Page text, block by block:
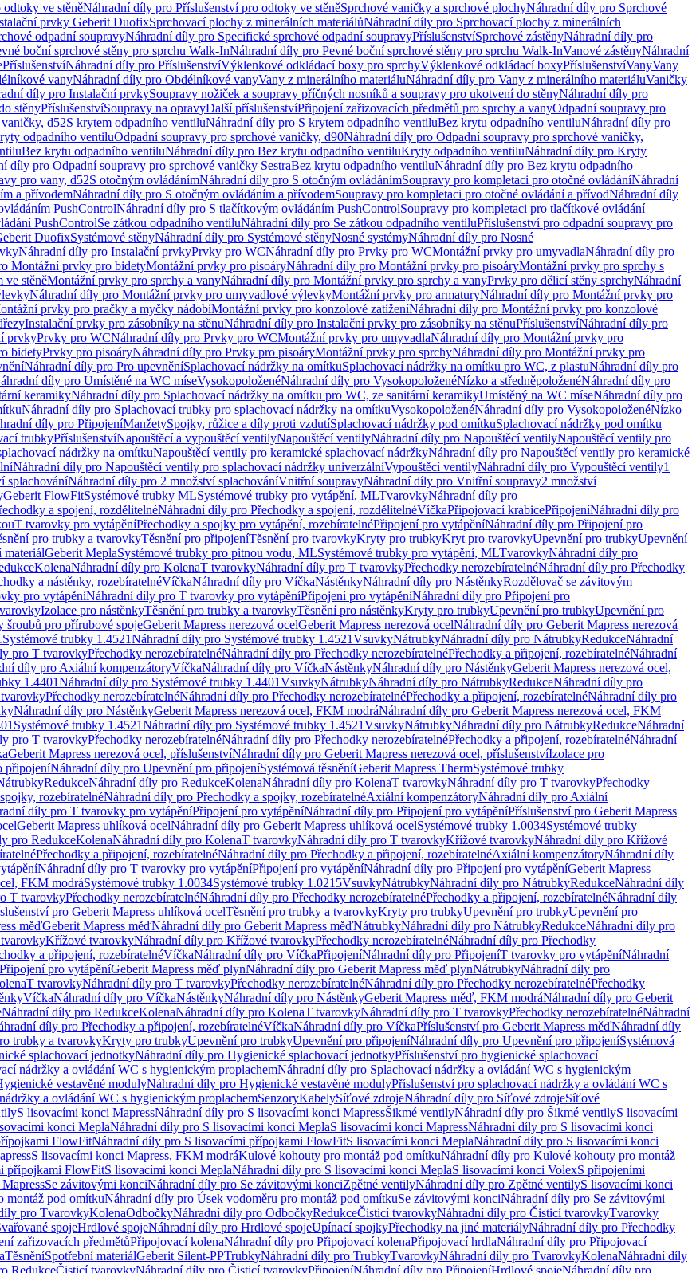
ve stěněNáhradní díly pro Příslušenství pro odtoky ve stěněSprchové vaničky a sprchové plochyNáhradní díly pro Sprchové
prvky Geberit DuofixSprchovací plochy z minerálních materiálůNáhradní díly pro Sprchovací plochy z minerálních
odpadní soupravyNáhradní díly pro Specifické sprchové odpadní soupravyPříslušenstvíSprchové zástěnyNáhradní díly pro
boční sprchové stěny pro sprchu Walk-InNáhradní díly pro Pevné boční sprchové stěny pro sprchu Walk-InVanové zástěnyNáhradní
PříslušenstvíNáhradní díly pro PříslušenstvíVýklenkové odkládací boxy pro sprchyVýklenkové odkládací boxyPříslušenstvíVanyVany
vanyNáhradní díly pro Obdélníkové vanyVany z minerálního materiáluNáhradní díly pro Vany z minerálního materiáluVaničky
díly pro Instalační prvkySoupravy nožiček a soupravy příčných nosníků a soupravy pro ukotvení do stěnyNáhradní díly pro
stěnyPříslušenstvíSoupravy na opravyDalší příslušenstvíPřipojení zařizovacích předmětů pro sprchy a vanyOdpadní soupravy pro
d52S krytem odpadního ventiluNáhradní díly pro S krytem odpadního ventiluBez krytu odpadního ventiluNáhradní díly pro
odpadního ventiluOdpadní soupravy pro sprchové vaničky, d90Náhradní díly pro Odpadní soupravy pro sprchové vaničky,
Bez krytu odpadního ventiluNáhradní díly pro Bez krytu odpadního ventiluKryty odpadního ventiluNáhradní díly pro Kryty
díly pro Odpadní soupravy pro sprchové vaničky SestraBez krytu odpadního ventiluNáhradní díly pro Bez krytu odpadního
pro vany, d52S otočným ovládánímNáhradní díly pro S otočným ovládánímSoupravy pro kompletaci pro otočné ovládáníNáhradní
a přívodemNáhradní díly pro S otočným ovládáním a přívodemSoupravy pro kompletaci pro otočné ovládání a přívodNáhradní díly
PushControlNáhradní díly pro S tlačítkovým ovládáním PushControlSoupravy pro kompletaci pro tlačítkové ovládání
PushControlSe zátkou odpadního ventiluNáhradní díly pro Se zátkou odpadního ventiluPříslušenství pro odpadní soupravy pro
DuofixSystémové stěnyNáhradní díly pro Systémové stěnyNosné systémyNáhradní díly pro Nosné
Náhradní díly pro Instalační prvkyPrvky pro WCNáhradní díly pro Prvky pro WCMontážní prvky pro umyvadlaNáhradní díly pro
Montážní prvky pro bidetyMontážní prvky pro pisoáryNáhradní díly pro Montážní prvky pro pisoáryMontážní prvky pro sprchy s
ve stěněMontážní prvky pro sprchy a vanyNáhradní díly pro Montážní prvky pro sprchy a vanyPrvky pro dělicí stěny sprchyNáhradní
Náhradní díly pro Montážní prvky pro umyvadlové výlevkyMontážní prvky pro armaturyNáhradní díly pro Montážní prvky pro
prvky pro pračky a myčky nádobíMontážní prvky pro konzolové zatíženíNáhradní díly pro Montážní prvky pro konzolové
Instalační prvky pro zásobníky na stěnuNáhradní díly pro Instalační prvky pro zásobníky na stěnuPříslušenstvíNáhradní díly pro
prvkyPrvky pro WCNáhradní díly pro Prvky pro WCMontážní prvky pro umyvadlaNáhradní díly pro Montážní prvky pro
bidetyPrvky pro pisoáryNáhradní díly pro Prvky pro pisoáryMontážní prvky pro sprchyNáhradní díly pro Montážní prvky pro
Náhradní díly pro Pro upevněníSplachovací nádržky na omítkuSplachovací nádržky na omítku pro WC, z plastuNáhradní díly pro
díly pro Umístěné na WC míseVysokopoloženéNáhradní díly pro VysokopoloženéNízko a středněpoloženéNáhradní díly pro
keramikyNáhradní díly pro Splachovací nádržky na omítku pro WC, ze sanitární keramikyUmístěný na WC míseNáhradní díly pro
Náhradní díly pro Splachovací trubky pro splachovací nádržky na omítkuVysokopoloženéNáhradní díly pro VysokopoloženéNízko
díly pro PřipojeníManžetySpojky, růžice a díly proti vzdutíSplachovací nádržky pod omítkuSplachovací nádržky pod omítku
trubkyPříslušenstvíNapouštěcí a vypouštěcí ventilyNapouštěcí ventilyNáhradní díly pro Napouštěcí ventilyNapouštěcí ventily pro
nádržky na omítkuNapouštěcí ventily pro keramické splachovací nádržkyNáhradní díly pro Napouštěcí ventily pro keramické
Náhradní díly pro Napouštěcí ventily pro splachovací nádržky univerzálníVypouštěcí ventilyNáhradní díly pro Vypouštěcí ventily1
splachováníNáhradní díly pro 2 množství splachováníVnitřní soupravyNáhradní díly pro Vnitřní soupravy2 množství
Geberit FlowFitSystémové trubky MLSystémové trubky pro vytápění, MLTvarovkyNáhradní díly pro
a spojení, rozdělitelnéNáhradní díly pro Přechodky a spojení, rozdělitelnéVíčkaPřipojovací krabicePřipojeníNáhradní díly pro
T tvarovky pro vytápěníPřechodky a spojky pro vytápění, rozebíratelnéPřipojení pro vytápěníNáhradní díly pro Připojení pro
pro trubky a tvarovkyTěsnění pro připojeníTěsnění pro tvarovkyKryty pro trubkyKryt pro tvarovkyUpevnění pro trubkyUpevnění
materiálGeberit MeplaSystémové trubky pro pitnou vodu, MLSystémové trubky pro vytápění, MLTvarovkyNáhradní díly pro
KolenaNáhradní díly pro KolenaT tvarovkyNáhradní díly pro T tvarovkyPřechodky nerozebíratelnéNáhradní díly pro Přechodky
a nástěnky, rozebíratelnéVíčkaNáhradní díly pro VíčkaNástěnkyNáhradní díly pro NástěnkyRozdělovač se závitovým
pro vytápěníNáhradní díly pro T tvarovky pro vytápěníPřipojení pro vytápěníNáhradní díly pro Připojení pro
Izolace pro nástěnkyTěsnění pro trubky a tvarovkyTěsnění pro nástěnkyKryty pro trubkyUpevnění pro trubkyUpevnění pro
šroubů pro přírubové spojeGeberit Mapress nerezová ocelGeberit Mapress nerezová ocelNáhradní díly pro Geberit Mapress nerezová
Systémové trubky 1.4521Náhradní díly pro Systémové trubky 1.4521VsuvkyNátrubkyNáhradní díly pro NátrubkyRedukceNáhradní
pro T tvarovkyPřechodky nerozebíratelnéNáhradní díly pro Přechodky nerozebíratelnéPřechodky a připojení, rozebíratelnéNáhradní
díly pro Axiální kompenzátoryVíčkaNáhradní díly pro VíčkaNástěnkyNáhradní díly pro NástěnkyGeberit Mapress nerezová ocel,
1.4401Náhradní díly pro Systémové trubky 1.4401VsuvkyNátrubkyNáhradní díly pro NátrubkyRedukceNáhradní díly pro
Přechodky nerozebíratelnéNáhradní díly pro Přechodky nerozebíratelnéPřechodky a připojení, rozebíratelnéNáhradní díly pro
Náhradní díly pro NástěnkyGeberit Mapress nerezová ocel, FKM modráNáhradní díly pro Geberit Mapress nerezová ocel, FKM
Systémové trubky 1.4521Náhradní díly pro Systémové trubky 1.4521VsuvkyNátrubkyNáhradní díly pro NátrubkyRedukceNáhradní
pro T tvarovkyPřechodky nerozebíratelnéNáhradní díly pro Přechodky nerozebíratelnéPřechodky a připojení, rozebíratelnéNáhradní
Geberit Mapress nerezová ocel, příslušenstvíNáhradní díly pro Geberit Mapress nerezová ocel, příslušenstvíIzolace pro
připojeníNáhradní díly pro Upevnění pro připojeníSystémová těsněníGeberit Mapress ThermSystémové trubky
RedukceNáhradní díly pro RedukceKolenaNáhradní díly pro KolenaT tvarovkyNáhradní díly pro T tvarovkyPřechodky
rozebíratelnéNáhradní díly pro Přechodky a spojky, rozebíratelnéAxiální kompenzátoryNáhradní díly pro Axiální
díly pro T tvarovky pro vytápěníPřipojení pro vytápěníNáhradní díly pro Připojení pro vytápěníPříslušenství pro Geberit Mapress
Geberit Mapress uhlíková ocelNáhradní díly pro Geberit Mapress uhlíková ocelSystémové trubky 1.0034Systémové trubky
pro RedukceKolenaNáhradní díly pro KolenaT tvarovkyNáhradní díly pro T tvarovkyKřížové tvarovkyNáhradní díly pro Křížové
Přechodky a připojení, rozebíratelnéNáhradní díly pro Přechodky a připojení, rozebíratelnéAxiální kompenzátoryNáhradní díly
Náhradní díly pro T tvarovky pro vytápěníPřipojení pro vytápěníNáhradní díly pro Připojení pro vytápěníGeberit Mapress
FKM modráSystémové trubky 1.0034Systémové trubky 1.0215VsuvkyNátrubkyNáhradní díly pro NátrubkyRedukceNáhradní díly
T tvarovkyPřechodky nerozebíratelnéNáhradní díly pro Přechodky nerozebíratelnéPřechodky a připojení, rozebíratelnéNáhradní díly
pro Geberit Mapress uhlíková ocelTěsnění pro trubky a tvarovkyKryty pro trubkyUpevnění pro trubkyUpevnění pro
měďGeberit Mapress měďNáhradní díly pro Geberit Mapress měďNátrubkyNáhradní díly pro NátrubkyRedukceNáhradní díly pro
Křížové tvarovkyNáhradní díly pro Křížové tvarovkyPřechodky nerozebíratelnéNáhradní díly pro Přechodky
a připojení, rozebíratelnéVíčkaNáhradní díly pro VíčkaPřipojeníNáhradní díly pro PřipojeníT tvarovky pro vytápěníNáhradní
pro vytápěníGeberit Mapress měď plynNáhradní díly pro Geberit Mapress měď plynNátrubkyNáhradní díly pro
T tvarovkyNáhradní díly pro T tvarovkyPřechodky nerozebíratelnéNáhradní díly pro Přechodky nerozebíratelnéPřechodky
VíčkaNáhradní díly pro VíčkaNástěnkyNáhradní díly pro NástěnkyGeberit Mapress měď, FKM modráNáhradní díly pro Geberit
Náhradní díly pro RedukceKolenaNáhradní díly pro KolenaT tvarovkyNáhradní díly pro T tvarovkyPřechodky nerozebíratelnéNáhradní
díly pro Přechodky a připojení, rozebíratelnéVíčkaNáhradní díly pro VíčkaPříslušenství pro Geberit Mapress měďNáhradní díly
trubky a tvarovkyKryty pro trubkyUpevnění pro trubkyUpevnění pro připojeníNáhradní díly pro Upevnění pro připojeníSystémová
splachovací jednotkyNáhradní díly pro Hygienické splachovací jednotkyPříslušenství pro hygienické splachovací
nádržky a ovládání WC s hygienickým proplachemNáhradní díly pro Splachovací nádržky a ovládání WC s hygienickým
vestavěné modulyNáhradní díly pro Hygienické vestavěné modulyPříslušenství pro splachovací nádržky a ovládání WC s
a ovládání WC s hygienickým proplachemSenzoryKabelySíťové zdrojeNáhradní díly pro Síťové zdrojeSíťové
S lisovacími konci MapressNáhradní díly pro S lisovacími konci MapressŠikmé ventilyNáhradní díly pro Šikmé ventilyS lisovacími
konci MeplaNáhradní díly pro S lisovacími konci MeplaS lisovacími konci MapressNáhradní díly pro S lisovacími konci
FlowFitNáhradní díly pro S lisovacími přípojkami FlowFitS lisovacími konci MeplaNáhradní díly pro S lisovacími konci
S lisovacími konci Mapress, FKM modráKulové kohouty pro montáž pod omítkuNáhradní díly pro Kulové kohouty pro montáž
přípojkami FlowFitS lisovacími konci MeplaNáhradní díly pro S lisovacími konci MeplaS lisovacími konci VolexS připojeními
Se závitovými konciNáhradní díly pro Se závitovými konciZpětné ventilyNáhradní díly pro Zpětné ventilyS lisovacími konci
montáž pod omítkuNáhradní díly pro Úsek vodoměru pro montáž pod omítkuSe závitovými konciNáhradní díly pro Se závitovými
pro TvarovkyKolenaOdbočkyNáhradní díly pro OdbočkyRedukceČisticí tvarovkyNáhradní díly pro Čisticí tvarovkyTvarovky
spojeHrdlové spojeNáhradní díly pro Hrdlové spojeUpínací spojkyPřechodky na jiné materiályNáhradní díly pro Přechodky
zařizovacích předmětůPřipojovací kolenaNáhradní díly pro Připojovací kolenaPřipojovací hrdlaNáhradní díly pro Připojovací
TěsněníSpotřební materiálGeberit Silent-PPTrubkyNáhradní díly pro TrubkyTvarovkyNáhradní díly pro TvarovkyKolenaNáhradní díly
RedukceČisticí tvarovkyNáhradní díly pro Čisticí tvarovkyPřipojeníNáhradní díly pro PřipojeníHrdlové spojeNáhradní díly pro